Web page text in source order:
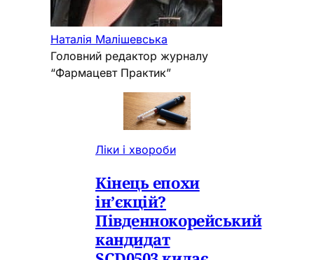
Наталія Малішевська
Головний редактор журналу
“Фармацевт Практик”
Ліки і хвороби
Кінець епохи
ін’єкцій?
Південнокорейський
кандидат